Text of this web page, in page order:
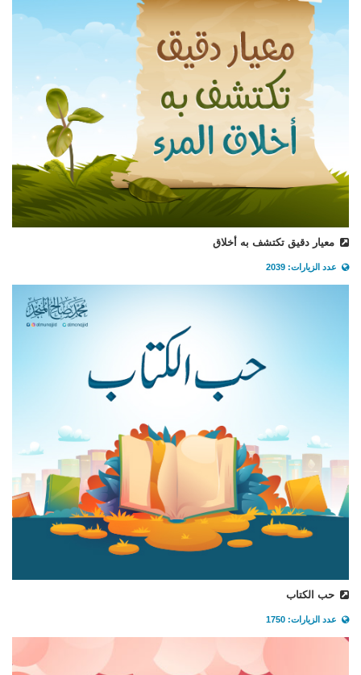
معيار دقيق تكتشف به أخلاق
عدد الزيارات: 2039
حب الكتاب
عدد الزيارات: 1750